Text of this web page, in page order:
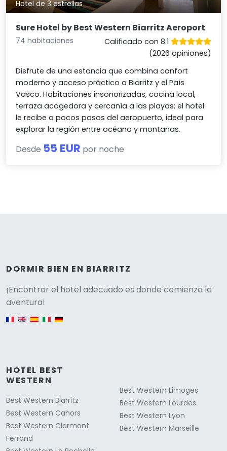
Hotel de 3 estrellas
Sure Hotel by Best Western Biarritz Aeroport
74 habitaciones
Calificado con 8.1
(2026 opiniones)
Disfrute de una estancia que combina confort
moderno y acceso práctico a Biarritz y el País
Vasco. Habitaciones insonorizadas, cocina local,
terraza acogedora y cercanía a las playas; el hotel
le recibe a pocos pasos del aeropuerto, ideal para
explorar la región entre océano y montañas.
Desde 55 EUR por noche
DORMIR BIEN EN BIARRITZ
¡Encontrar el hotel adecuado es donde comienza la
aventura!
HOTEL BEST
WESTERN
Best Western Biarritz
Best Western Cahors
Best Western Clermont
Ferrand
Best Western Limoges
Best Western Lourdes
Best Western Lyon
Best Western Marseille